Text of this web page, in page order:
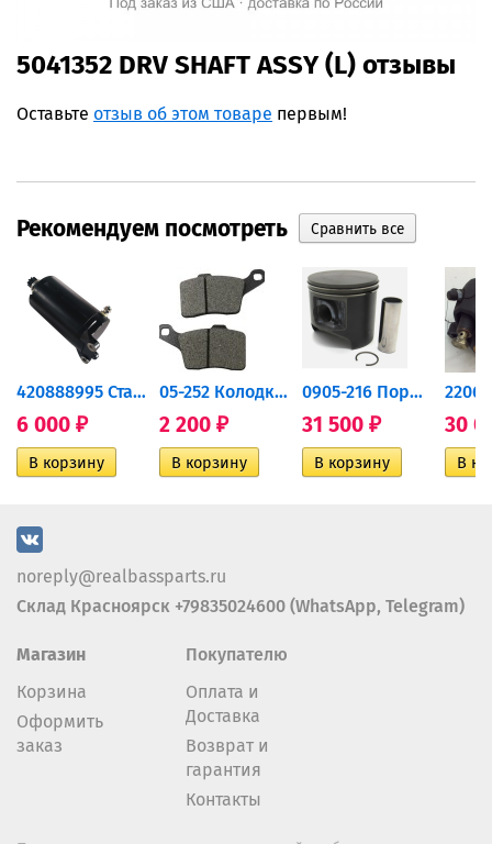
5041352 DRV SHAFT ASSY (L) отзывы
Оставьте отзыв об этом товаре первым!
Рекомендуем посмотреть
420888995 Стартер для...
6 000 ₽
05-252 Колодки тормозные...
2 200 ₽
0905-216 Поршень Arctic Cat...
31 500 ₽ 30
noreply@realbassparts.ru
Склад Красноярск +79835024600 (WhatsApp, Telegram)
Магазин
Корзина
Оформить
заказ
Покупателю
Оплата и
Доставка
Возврат и
гарантия
Контакты